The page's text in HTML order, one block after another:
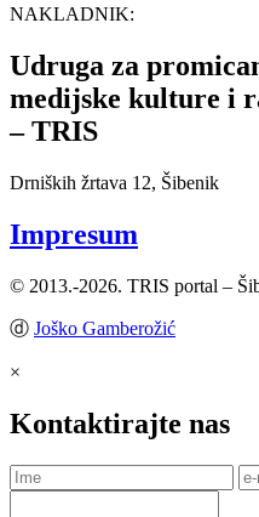
NAKLADNIK:
Udruga za
medijske kulture i
– TRIS
Drniških žrtava 12, Šibenik
Impresum
© 2013.-2026. TRIS portal –
ⓓ Joško Gamberožić
×
Kontaktirajte nas